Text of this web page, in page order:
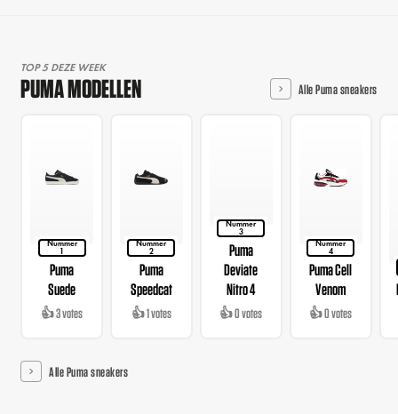
TOP 5 DEZE WEEK
PUMA MODELLEN Alle Puma sneakers
Nummer
1
Puma
Suede
👍 3 votes
Nummer
2
Puma
Speedcat
👍 1 votes
Nummer
3
Puma
Deviate
Nitro 4
👍 0 votes
Nummer
4
Puma Cell
Venom
👍 0 votes
Alle Puma sneakers